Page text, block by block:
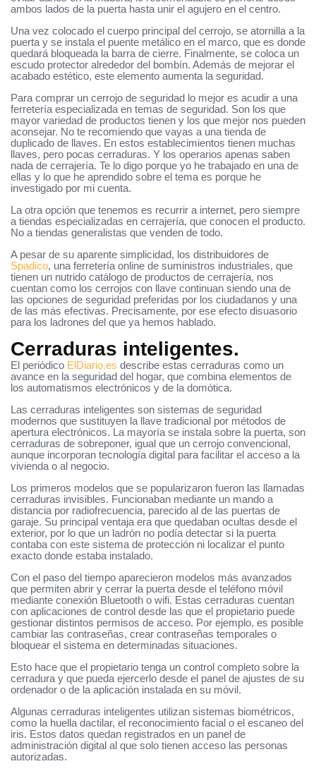
ambos lados de la puerta hasta unir el agujero en el centro.
Una vez colocado el cuerpo principal del cerrojo, se atornilla a la
puerta y se instala el puente metálico en el marco, que es donde
quedará bloqueada la barra de cierre. Finalmente, se coloca un
escudo protector alrededor del bombín. Además de mejorar el
acabado estético, este elemento aumenta la seguridad.
Para comprar un cerrojo de seguridad lo mejor es acudir a una
ferretería especializada en temas de seguridad. Son los que
mayor variedad de productos tienen y los que mejor nos pueden
aconsejar. No te recomiendo que vayas a una tienda de
duplicado de llaves. En estos establecimientos tienen muchas
llaves, pero pocas cerraduras. Y los operarios apenas saben
nada de cerrajería. Te lo digo porque yo he trabajado en una de
ellas y lo que he aprendido sobre el tema es porque he
investigado por mi cuenta.
La otra opción que tenemos es recurrir a internet, pero siempre
a tiendas especializadas en cerrajería, que conocen el producto.
No a tiendas generalistas que venden de todo.
A pesar de su aparente simplicidad, los distribuidores de
Spadico, una ferretería online de suministros industriales, que
tienen un nutrido catálogo de productos de cerrajería, nos
cuentan como los cerrojos con llave continuan siendo una de
las opciones de seguridad preferidas por los ciudadanos y una
de las más efectivas. Precisamente, por ese efecto disuasorio
para los ladrones del que ya hemos hablado.
Cerraduras inteligentes.
El periódico ElDiario.es describe estas cerraduras como un
avance en la seguridad del hogar, que combina elementos de
los automatismos electrónicos y de la domótica.
Las cerraduras inteligentes son sistemas de seguridad
modernos que sustituyen la llave tradicional por métodos de
apertura electrónicos. La mayoría se instala sobre la puerta, son
cerraduras de sobreponer, igual que un cerrojo convencional,
aunque incorporan tecnología digital para facilitar el acceso a la
vivienda o al negocio.
Los primeros modelos que se popularizaron fueron las llamadas
cerraduras invisibles. Funcionaban mediante un mando a
distancia por radiofrecuencia, parecido al de las puertas de
garaje. Su principal ventaja era que quedaban ocultas desde el
exterior, por lo que un ladrón no podía detectar si la puerta
contaba con este sistema de protección ni localizar el punto
exacto donde estaba instalado.
Con el paso del tiempo aparecieron modelos más avanzados
que permiten abrir y cerrar la puerta desde el teléfono móvil
mediante conexión Bluetooth o wifi. Estas cerraduras cuentan
con aplicaciones de control desde las que el propietario puede
gestionar distintos permisos de acceso. Por ejemplo, es posible
cambiar las contraseñas, crear contraseñas temporales o
bloquear el sistema en determinadas situaciones.
Esto hace que el propietario tenga un control completo sobre la
cerradura y que pueda ejercerlo desde el panel de ajustes de su
ordenador o de la aplicación instalada en su móvil.
Algunas cerraduras inteligentes utilizan sistemas biométricos,
como la huella dactilar, el reconocimiento facial o el escaneo del
iris. Estos datos quedan registrados en un panel de
administración digital al que solo tienen acceso las personas
autorizadas.